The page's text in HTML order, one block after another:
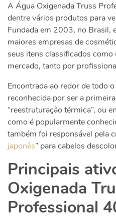
A Água Oxigenada Truss
dentre vários produtos para
Fundada em 2003, no Brasil,
maiores empresas de
seus itens classificados
mercado, tanto por
Encontrada ao redor de todo
reconhecida por ser a
“reestruturação térmica”, ou
como é popularmente
também foi responsável pela
japonês” para cabelos
Principais
Oxigenada
Professional